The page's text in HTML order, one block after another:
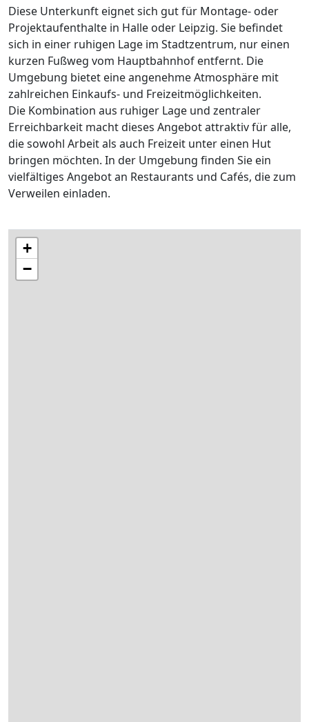
Diese Unterkunft eignet sich gut für Montage- oder
Projektaufenthalte in Halle oder Leipzig. Sie befindet
sich in einer ruhigen Lage im Stadtzentrum, nur einen
kurzen Fußweg vom Hauptbahnhof entfernt. Die
Umgebung bietet eine angenehme Atmosphäre mit
zahlreichen Einkaufs- und Freizeitmöglichkeiten.
Die Kombination aus ruhiger Lage und zentraler
Erreichbarkeit macht dieses Angebot attraktiv für alle,
die sowohl Arbeit als auch Freizeit unter einen Hut
bringen möchten. In der Umgebung finden Sie ein
vielfältiges Angebot an Restaurants und Cafés, die zum
Verweilen einladen.
+
−